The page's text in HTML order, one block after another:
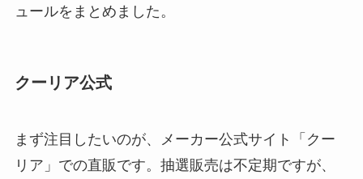
ュールをまとめました。
クーリア公式
まず注目したいのが、メーカー公式サイト「クー
リア」での直販です。抽選販売は不定期ですが、